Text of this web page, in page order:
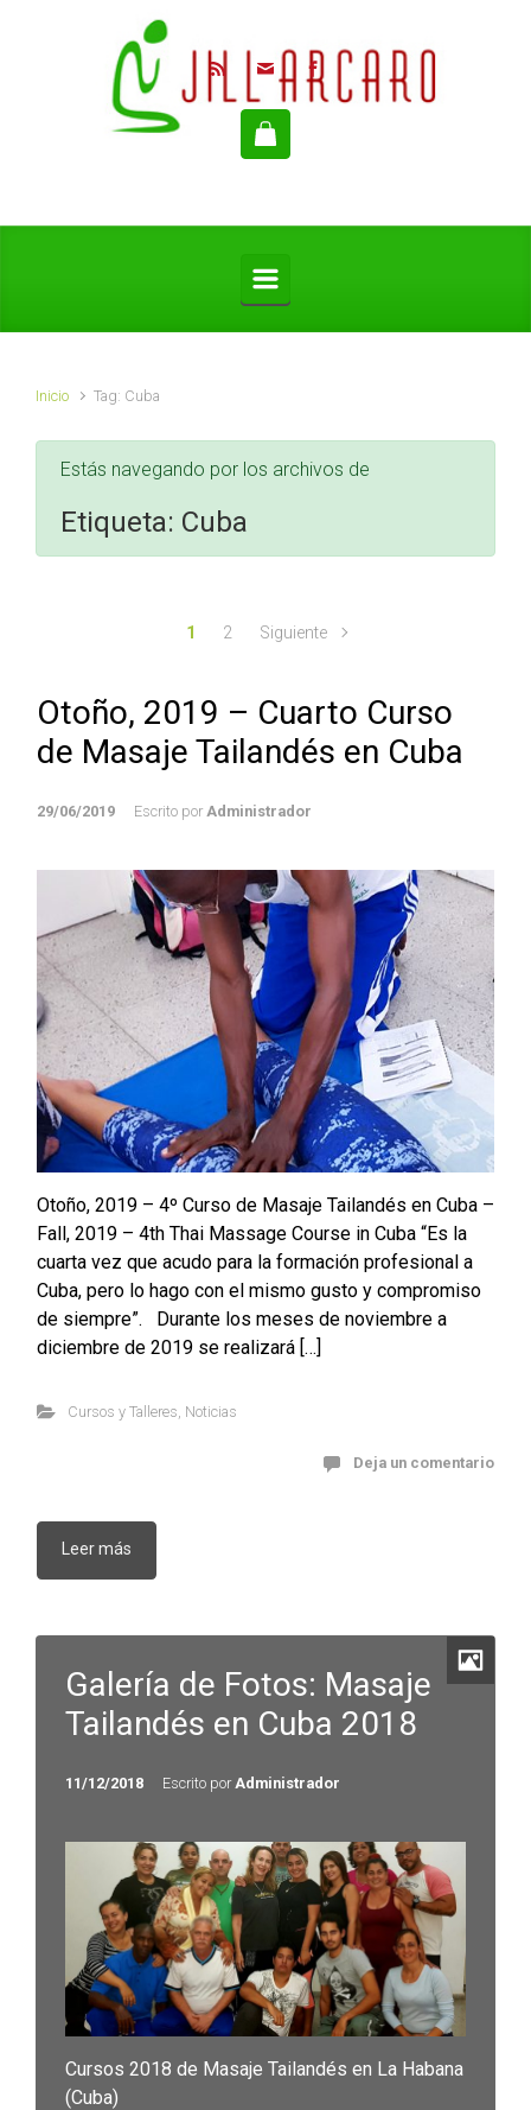
Saltar al contenido principal
Inicio Tag: Cuba
Estás navegando por los archivos de
Etiqueta: Cuba
1 2 Siguiente
Otoño, 2019 – Cuarto Curso
de Masaje Tailandés en Cuba
29/06/2019 Escrito por Administrador
Otoño, 2019 – 4º Curso de Masaje Tailandés en Cuba –
Fall, 2019 – 4th Thai Massage Course in Cuba “Es la
cuarta vez que acudo para la formación profesional a
Cuba, pero lo hago con el mismo gusto y compromiso
de siempre”. Durante los meses de noviembre a
diciembre de 2019 se realizará […]
Cursos y Talleres Noticias
Deja un comentario
Leer más
Galería de Fotos: Masaje
Tailandés en Cuba 2018
11/12/2018 Escrito por Administrador
Cursos 2018 de Masaje Tailandés en La Habana
(Cuba)